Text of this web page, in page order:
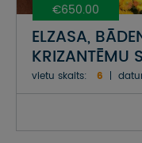
€650.00
ELZASA,
KRIZANTĒMU
vietu skaits: 6